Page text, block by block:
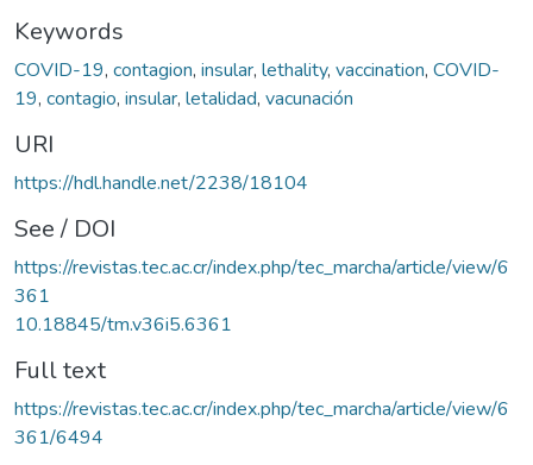
Keywords
COVID-19, contagion, insular, lethality, vaccination, COVID-
19, contagio, insular, letalidad, vacunación
URI
https://hdl.handle.net/2238/18104
See / DOI
https://revistas.tec.ac.cr/index.php/tec_marcha/article/view/6
361
10.18845/tm.v36i5.6361
Full text
https://revistas.tec.ac.cr/index.php/tec_marcha/article/view/6
361/6494